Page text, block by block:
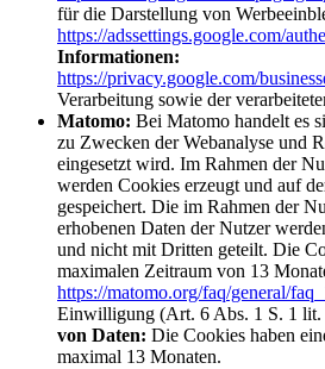
für die Darstellung von
https://adssettings.google.com/
Informationen:
https://privacy.google.com/
Verarbeitung sowie der
Matomo: Bei Matomo handelt es
zu Zwecken der Webanalyse und
eingesetzt wird. Im Rahmen der
werden Cookies erzeugt und auf
gespeichert. Die im Rahmen der
erhobenen Daten der Nutzer
und nicht mit Dritten geteilt. Die
maximalen Zeitraum von 13
https://matomo.org/faq/general/
Einwilligung (Art. 6 Abs. 1 S. 1
von Daten: Die Cookies haben
maximal 13 Monaten.